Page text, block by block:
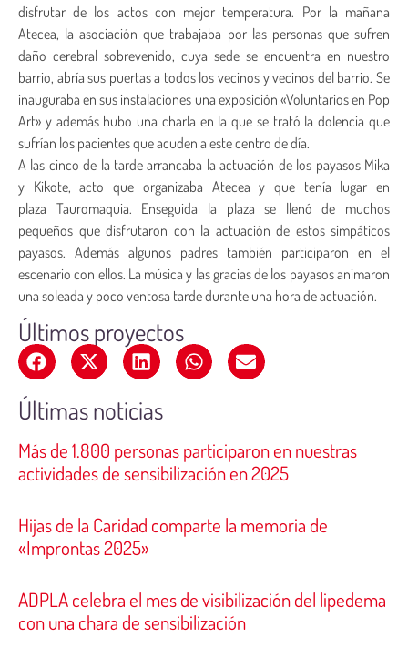
disfrutar de los actos con mejor temperatura. Por la mañana
Atecea, la asociación que trabajaba por las personas que sufren
daño cerebral sobrevenido, cuya sede se encuentra en nuestro
barrio, abría sus puertas a todos los vecinos y vecinos del barrio. Se
inauguraba en sus instalaciones una exposición «Voluntarios en Pop
Art» y además hubo una charla en la que se trató la dolencia que
sufrían los pacientes que acuden a este centro de día.
A las cinco de la tarde arrancaba la actuación de los payasos Mika
y Kikote, acto que organizaba Atecea y que tenía lugar en
plaza Tauromaquia. Enseguida la plaza se llenó de muchos
pequeños que disfrutaron con la actuación de estos simpáticos
payasos. Además algunos padres también participaron en el
escenario con ellos. La música y las gracias de los payasos animaron
una soleada y poco ventosa tarde durante una hora de actuación.
Últimos proyectos
Últimas noticias
Más de 1.800 personas participaron en nuestras
actividades de sensibilización en 2025
Hijas de la Caridad comparte la memoria de
«Improntas 2025»
ADPLA celebra el mes de visibilización del lipedema
con una chara de sensibilización